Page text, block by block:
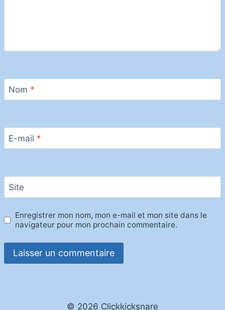
Nom *
E-mail *
Site
Enregistrer mon nom, mon e-mail et mon site dans le
navigateur pour mon prochain commentaire.
© 2026 Clickkicksnare